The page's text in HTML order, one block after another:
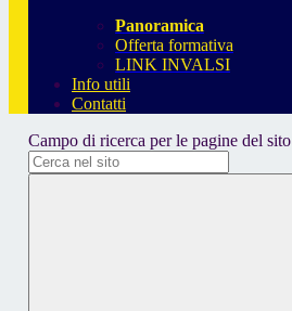
Panoramica
Offerta formativa
LINK INVALSI
Info utili
Contatti
Campo di ricerca per le pagine del sito